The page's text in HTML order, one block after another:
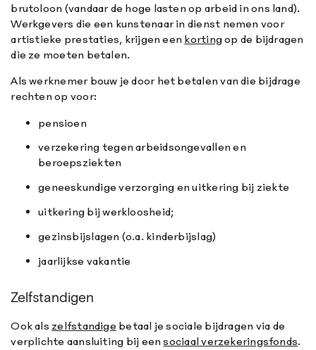
brutoloon (vandaar de hoge lasten op arbeid in ons land).
Werkgevers die een kunstenaar in dienst nemen voor
artistieke prestaties, krijgen een kortingop de bijdragen
die ze moeten betalen.
Als werknemer bouw je door het betalen van die bijdrage
rechten op voor:
pensioen
verzekering tegen arbeidsongevallen en
beroepsziekten
geneeskundige verzorging en uitkering bij ziekte
uitkering bij werkloosheid;
gezinsbijslagen (o.a. kinderbijslag)
jaarlijkse vakantie
Zelfstandigen
Ook als zelfstandige betaal je sociale bijdragen via de
verplichte aansluiting bij eensociaal verzekeringsfonds.